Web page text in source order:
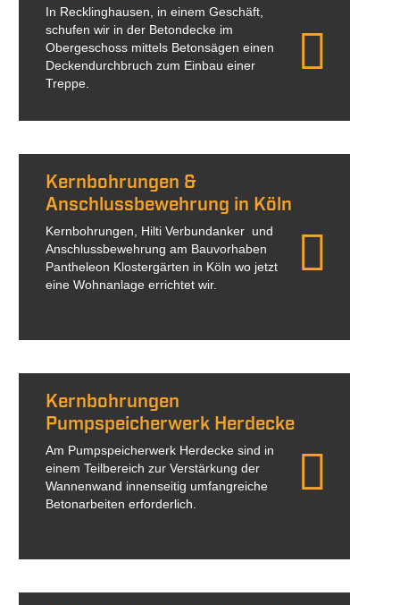
In Recklinghausen, in einem Geschäft,
schufen wir in der Betondecke im
Obergeschoss mittels Betonsägen einen
Deckendurchbruch zum Einbau einer
Treppe.
Kernbohrungen &
Anschlussbewehrung in Köln
Kernbohrungen, Hilti Verbundanker und
Anschlussbewehrung am Bauvorhaben
Pantheleon Klostergärten in Köln wo jetzt
eine Wohnanlage errichtet wir.
Kernbohrungen
Pumpspeicherwerk Herdecke
Am Pumpspeicherwerk Herdecke sind in
einem Teilbereich zur Verstärkung der
Wannenwand innenseitig umfangreiche
Betonarbeiten erforderlich.